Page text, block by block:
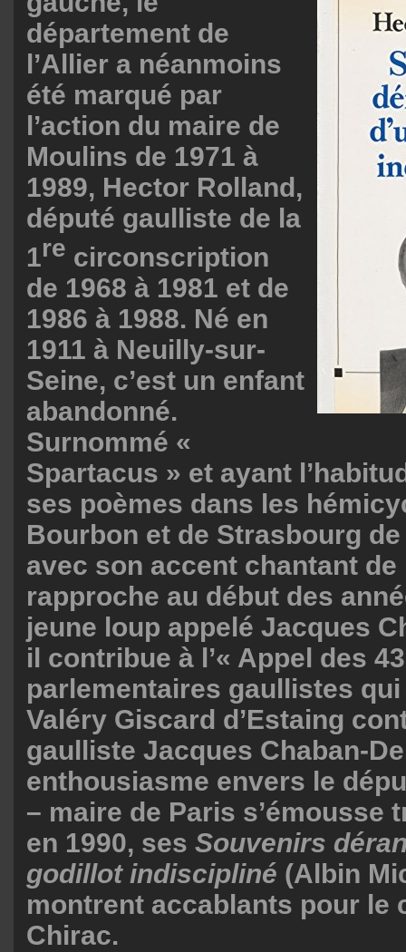
département de
l’Allier a néanmoins
été marqué par
l’action du maire de
Moulins de 1971 à
1989, Hector Rolland,
député gaulliste de la
1re circonscription
de 1968 à 1981 et de
1986 à 1988. Né en
1911 à Neuilly-sur-
Seine, c’est un enfant
abandonné.
Surnommé «
Spartacus » et ayant
ses poèmes dans les
Bourbon et de Strasbourg de
avec son accent chantant de
rapproche au début des
jeune loup appelé Jacques
il contribue à l’« Appel des
parlementaires gaullistes
Valéry Giscard d’Estaing
gaulliste Jacques Chaban-
enthousiasme envers le
– maire de Paris s’émousse
en 1990, ses Souvenirs
godillot indiscipliné (Albin
montrent accablants pour le
Chirac.